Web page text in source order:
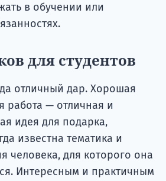
в обучении или
для студентов
отличный дар. Хорошая
работа — отличная и
идея для подарка,
известна тематика и
человека, для которого она
Интересным и практичным